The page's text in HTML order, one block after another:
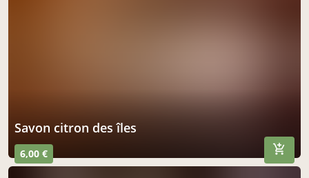
savon citron des îles
6,00 €